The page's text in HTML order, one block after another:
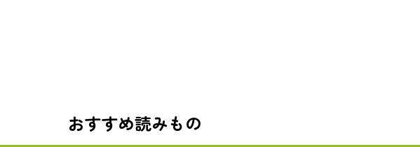
おすすめ読みもの